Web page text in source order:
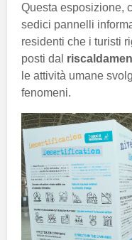
Questa esposizione,
sedici pannelli
residenti che i turisti
posti dal
le attività umane
fenomeni.